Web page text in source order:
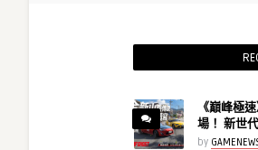
《巔峰極
場！ 新世
by